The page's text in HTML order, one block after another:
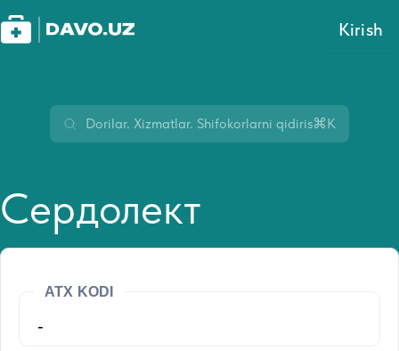
Kirish
⌘K
Сердолект
ATX KODI
-